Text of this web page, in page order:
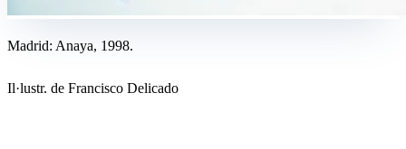
Madrid: Anaya, 1998.
Il·lustr. de Francisco Delicado